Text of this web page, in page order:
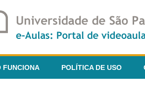
FUNCIONA POLÍTICA DE USO